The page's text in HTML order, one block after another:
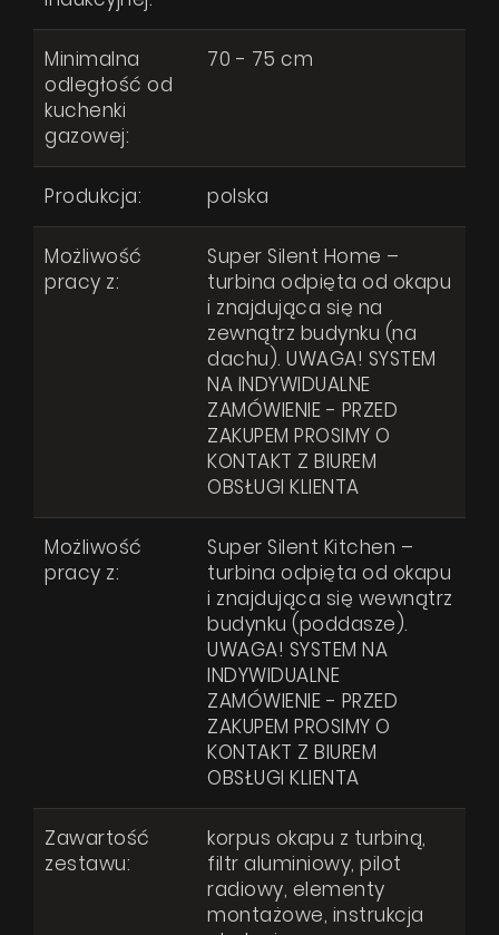
Minimalna
odległość od
kuchenki
gazowej:
70 - 75 cm
Produkcja: polska
Możliwość
pracy z:
Super Silent Home –
turbina odpięta od okapu
i znajdująca się na
zewnątrz budynku (na
dachu). UWAGA! SYSTEM
NA INDYWIDUALNE
ZAMÓWIENIE - PRZED
ZAKUPEM PROSIMY O
KONTAKT Z BIUREM
OBSŁUGI KLIENTA
Możliwość
pracy z:
Super Silent Kitchen –
turbina odpięta od okapu
i znajdująca się wewnątrz
budynku (poddasze).
UWAGA! SYSTEM NA
INDYWIDUALNE
ZAMÓWIENIE - PRZED
ZAKUPEM PROSIMY O
KONTAKT Z BIUREM
OBSŁUGI KLIENTA
Zawartość
zestawu:
korpus okapu z turbiną,
filtr aluminiowy, pilot
radiowy, elementy
montażowe, instrukcja